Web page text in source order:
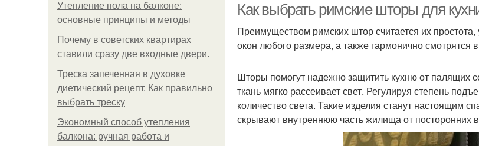
Утепление пола на балконе:
основные принципы и методы
Почему в советских квартирах
ставили сразу две входные двери.
Треска запеченная в духовке
диетический рецепт. Как правильно
выбрать треску
Экономный способ утепления
балкона: ручная работа и
Как выбрать римские шторы для
Преимуществом римских штор считается их
окон любого размера, а также гармонично смотрятся
Шторы помогут надежно защитить кухню от палящих
ткань мягко рассеивает свет. Регулируя степень
количество света. Такие изделия станут настоящим
скрывают внутреннюю часть жилища от посторонних